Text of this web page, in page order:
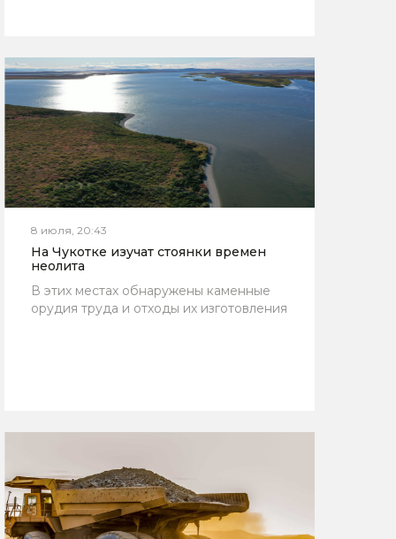
8 июля, 20:43
На Чукотке изучат стоянки времен
неолита
В этих местах обнаружены каменные
орудия труда и отходы их изготовления